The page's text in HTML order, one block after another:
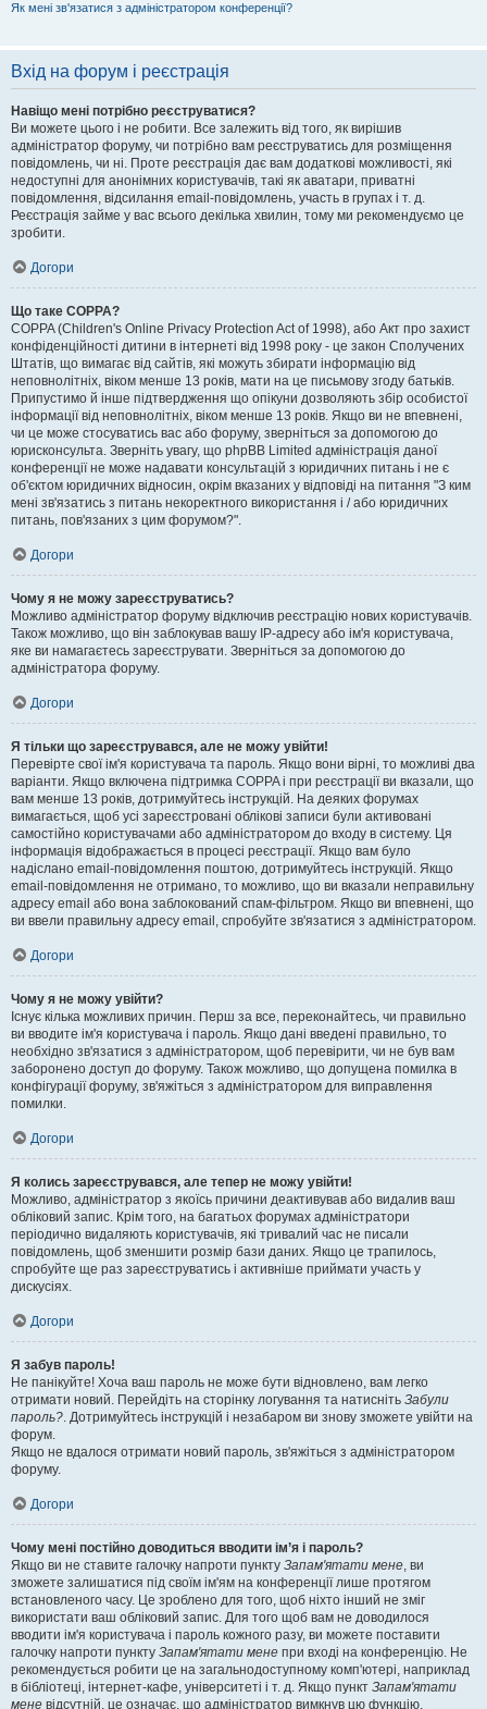
Як мені зв'язатися з адміністратором конференції?
Вхід на форум і реєстрація
Навіщо мені потрібно реєструватися?
Ви можете цього і не робити. Все залежить від того, як вирішив
адміністратор форуму, чи потрібно вам реєструватись для розміщення
повідомлень, чи ні. Проте реєстрація дає вам додаткові можливості, які
недоступні для анонімних користувачів, такі як аватари, приватні
повідомлення, відсилання email-повідомлень, участь в групах і т. д.
Реєстрація займе у вас всього декілька хвилин, тому ми рекомендуємо це
зробити.
Догори
Що таке COPPA?
COPPA (Children's Online Privacy Protection Act of 1998), або Акт про захист
конфіденційності дитини в інтернеті від 1998 року - це закон Сполучених
Штатів, що вимагає від сайтів, які можуть збирати інформацію від
неповнолітніх, віком менше 13 років, мати на це письмову згоду батьків.
Припустимо й інше підтвердження що опікуни дозволяють збір особистої
інформації від неповнолітніх, віком менше 13 років. Якщо ви не впевнені,
чи це може стосуватись вас або форуму, зверніться за допомогою до
юрисконсульта. Зверніть увагу, що phpBB Limited адміністрація даної
конференції не може надавати консультацій з юридичних питань і не є
об'єктом юридичних відносин, окрім вказаних у відповіді на питання "З ким
мені зв'язатись з питань некоректного використання і / або юридичних
питань, пов'язаних з цим форумом?".
Догори
Чому я не можу зареєструватись?
Можливо адміністратор форуму відключив реєстрацію нових користувачів.
Також можливо, що він заблокував вашу IP-адресу або ім'я користувача,
яке ви намагаєтесь зареєструвати. Зверніться за допомогою до
адміністратора форуму.
Догори
Я тільки що зареєструвався, але не можу увійти!
Перевірте свої ім'я користувача та пароль. Якщо вони вірні, то можливі два
варіанти. Якщо включена підтримка COPPA і при реєстрації ви вказали, що
вам менше 13 років, дотримуйтесь інструкцій. На деяких форумах
вимагається, щоб усі зареєстровані облікові записи були активовані
самостійно користувачами або адміністратором до входу в систему. Ця
інформація відображається в процесі реєстрації. Якщо вам було
надіслано email-повідомлення поштою, дотримуйтесь інструкцій. Якщо
email-повідомлення не отримано, то можливо, що ви вказали неправильну
адресу email або вона заблокований спам-фільтром. Якщо ви впевнені, що
ви ввели правильну адресу email, спробуйте зв'язатися з адміністратором.
Догори
Чому я не можу увійти?
Існує кілька можливих причин. Перш за все, переконайтесь, чи правильно
ви вводите ім'я користувача і пароль. Якщо дані введені правильно, то
необхідно зв'язатися з адміністратором, щоб перевірити, чи не був вам
заборонено доступ до форуму. Також можливо, що допущена помилка в
конфігурації форуму, зв'яжіться з адміністратором для виправлення
помилки.
Догори
Я колись зареєструвався, але тепер не можу увійти!
Можливо, адміністратор з якоїсь причини деактивував або видалив ваш
обліковий запис. Крім того, на багатьох форумах адміністратори
періодично видаляють користувачів, які тривалий час не писали
повідомлень, щоб зменшити розмір бази даних. Якщо це трапилось,
спробуйте ще раз зареєструватись і активніше приймати участь у
дискусіях.
Догори
Я забув пароль!
Не панікуйте! Хоча ваш пароль не може бути відновлено, вам легко
отримати новий. Перейдіть на сторінку логування та натисніть Забули
пароль?. Дотримуйтесь інструкцій і незабаром ви знову зможете увійти на
форум.
Якщо не вдалося отримати новий пароль, зв'яжіться з адміністратором
форуму.
Догори
Чому мені постійно доводиться вводити ім’я і пароль?
Якщо ви не ставите галочку напроти пункту Запам'ятати мене, ви
зможете залишатися під своїм ім'ям на конференції лише протягом
встановленого часу. Це зроблено для того, щоб ніхто інший не зміг
використати ваш обліковий запис. Для того щоб вам не доводилося
вводити ім'я користувача і пароль кожного разу, ви можете поставити
галочку напроти пункту Запам'ятати мене при вході на конференцію. Не
рекомендується робити це на загальнодоступному комп'ютері, наприклад
в бібліотеці, інтернет-кафе, університеті і т. д. Якщо пункт Запам'ятати
мене відсутній, це означає, що адміністратор вимкнув цю функцію.